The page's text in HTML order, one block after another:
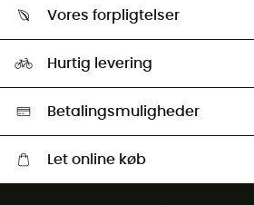
Returnering & Tilbagebetaling
Our ambassadors
Vores forpligtelser
HardGreen Udvalg
Hurtig levering
Betalingsmuligheder
Let online køb